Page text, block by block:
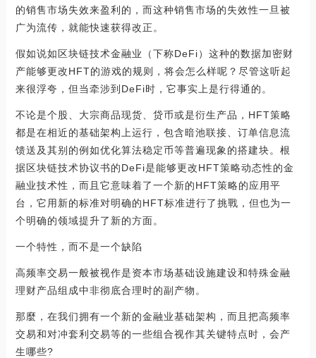
的销售市场失效来盈利的，而这种销售市场的失效性一旦被
广为流传，就能快速获得改正。
假如说如区块链技术金融业（下称DeFi）这种的数据加密财
产能够更改HFT的游戏的规则，将会怎么样呢？尽管这听起
来很浮夸，但当牵涉到DeFi时，它事实上是行得通的。
不论是个股、大宗商品现货、贷币或是衍生产品，HFT策略
都是在相近的基础架构上运行，包含暗池联接、订单信息流
馈送及其别的例如优化算法稳定币等普遍现象的搭建块。根
据区块链技术协议书的DeFi是能够更改HFT策略动态性的金
融业技术性，而且它意味着了一个新的HFT策略的应用平
台，它用新的标准对明确的HFT标准进行了挑戰，但也为一
个明确的领域提升了新的方面。
一个特性，而不是一个缺陷
高频率交易一般被视作是资本市场基础设施建设和特殊金融
理财产品组成中非彻底合理时的副产物。
那麼，在我们拥有一个新的金融业基础架构，而且把高频率
交易和对冲套利交易等的一些组合视作其关键特点时，会产
生哪些?